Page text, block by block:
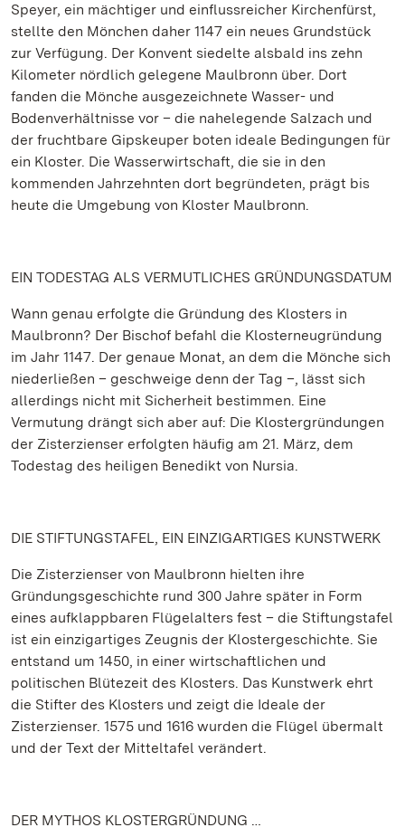
Speyer, ein mächtiger und einflussreicher Kirchenfürst,
stellte den Mönchen daher 1147 ein neues Grundstück
zur Verfügung. Der Konvent siedelte alsbald ins zehn
Kilometer nördlich gelegene Maulbronn über. Dort
fanden die Mönche ausgezeichnete Wasser- und
Bodenverhältnisse vor – die nahelegende Salzach und
der fruchtbare Gipskeuper boten ideale Bedingungen für
ein Kloster. Die Wasserwirtschaft, die sie in den
kommenden Jahrzehnten dort begründeten, prägt bis
heute die Umgebung von Kloster Maulbronn.
EIN TODESTAG ALS VERMUTLICHES GRÜNDUNGSDATUM
Wann genau erfolgte die Gründung des Klosters in
Maulbronn? Der Bischof befahl die Klosterneugründung
im Jahr 1147. Der genaue Monat, an dem die Mönche sich
niederließen – geschweige denn der Tag –, lässt sich
allerdings nicht mit Sicherheit bestimmen. Eine
Vermutung drängt sich aber auf: Die Klostergründungen
der Zisterzienser erfolgten häufig am 21. März, dem
Todestag des heiligen Benedikt von Nursia.
DIE STIFTUNGSTAFEL, EIN EINZIGARTIGES KUNSTWERK
Die Zisterzienser von Maulbronn hielten ihre
Gründungsgeschichte rund 300 Jahre später in Form
eines aufklappbaren Flügelalters fest – die Stiftungstafel
ist ein einzigartiges Zeugnis der Klostergeschichte. Sie
entstand um 1450, in einer wirtschaftlichen und
politischen Blütezeit des Klosters. Das Kunstwerk ehrt
die Stifter des Klosters und zeigt die Ideale der
Zisterzienser. 1575 und 1616 wurden die Flügel übermalt
und der Text der Mitteltafel verändert.
DER MYTHOS KLOSTERGRÜNDUNG …